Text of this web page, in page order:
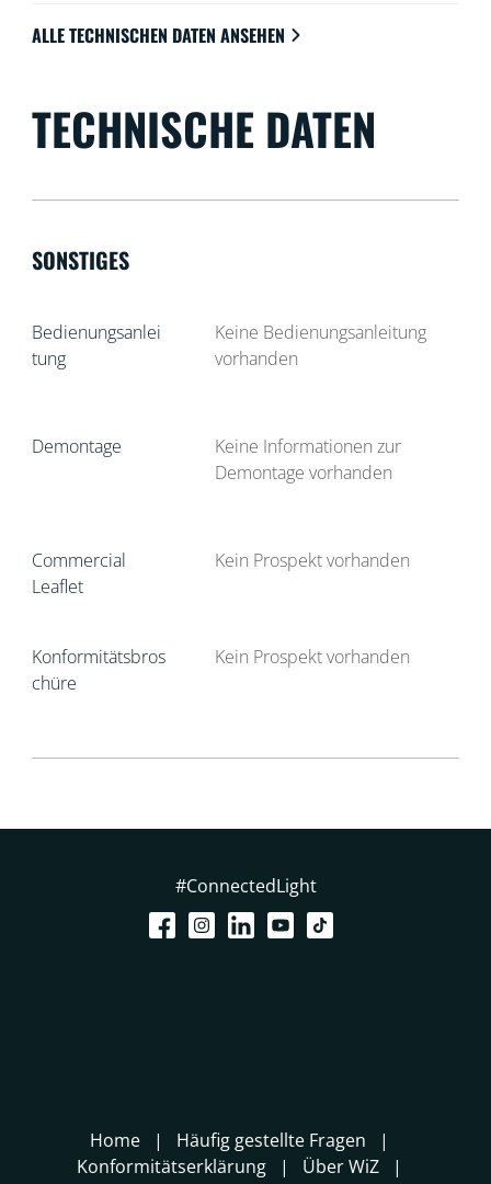
ALLE TECHNISCHEN DATEN ANSEHEN
TECHNISCHE DATEN
SONSTIGES
Bedienungsanlei
tung
Keine Bedienungsanleitung
vorhanden
Demontage
Keine Informationen zur
Demontage vorhanden
Commercial
Leaflet
Kein Prospekt vorhanden
Konformitätsbros
chüre
Kein Prospekt vorhanden
#ConnectedLight
Home
Häufig gestellte Fragen
Konformitätserklärung
Über WiZ